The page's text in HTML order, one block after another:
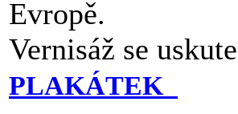
Evropě.
Vernisáž se
PLAKÁTEK